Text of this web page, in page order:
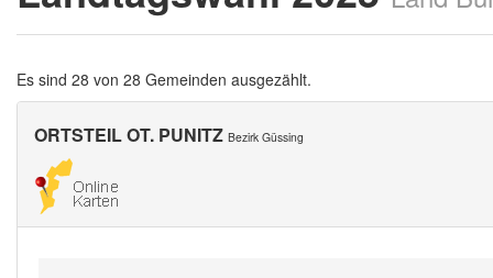
Es sind 28 von 28 Gemeinden ausgezählt.
ORTSTEIL OT. PUNITZ Bezirk Güssing